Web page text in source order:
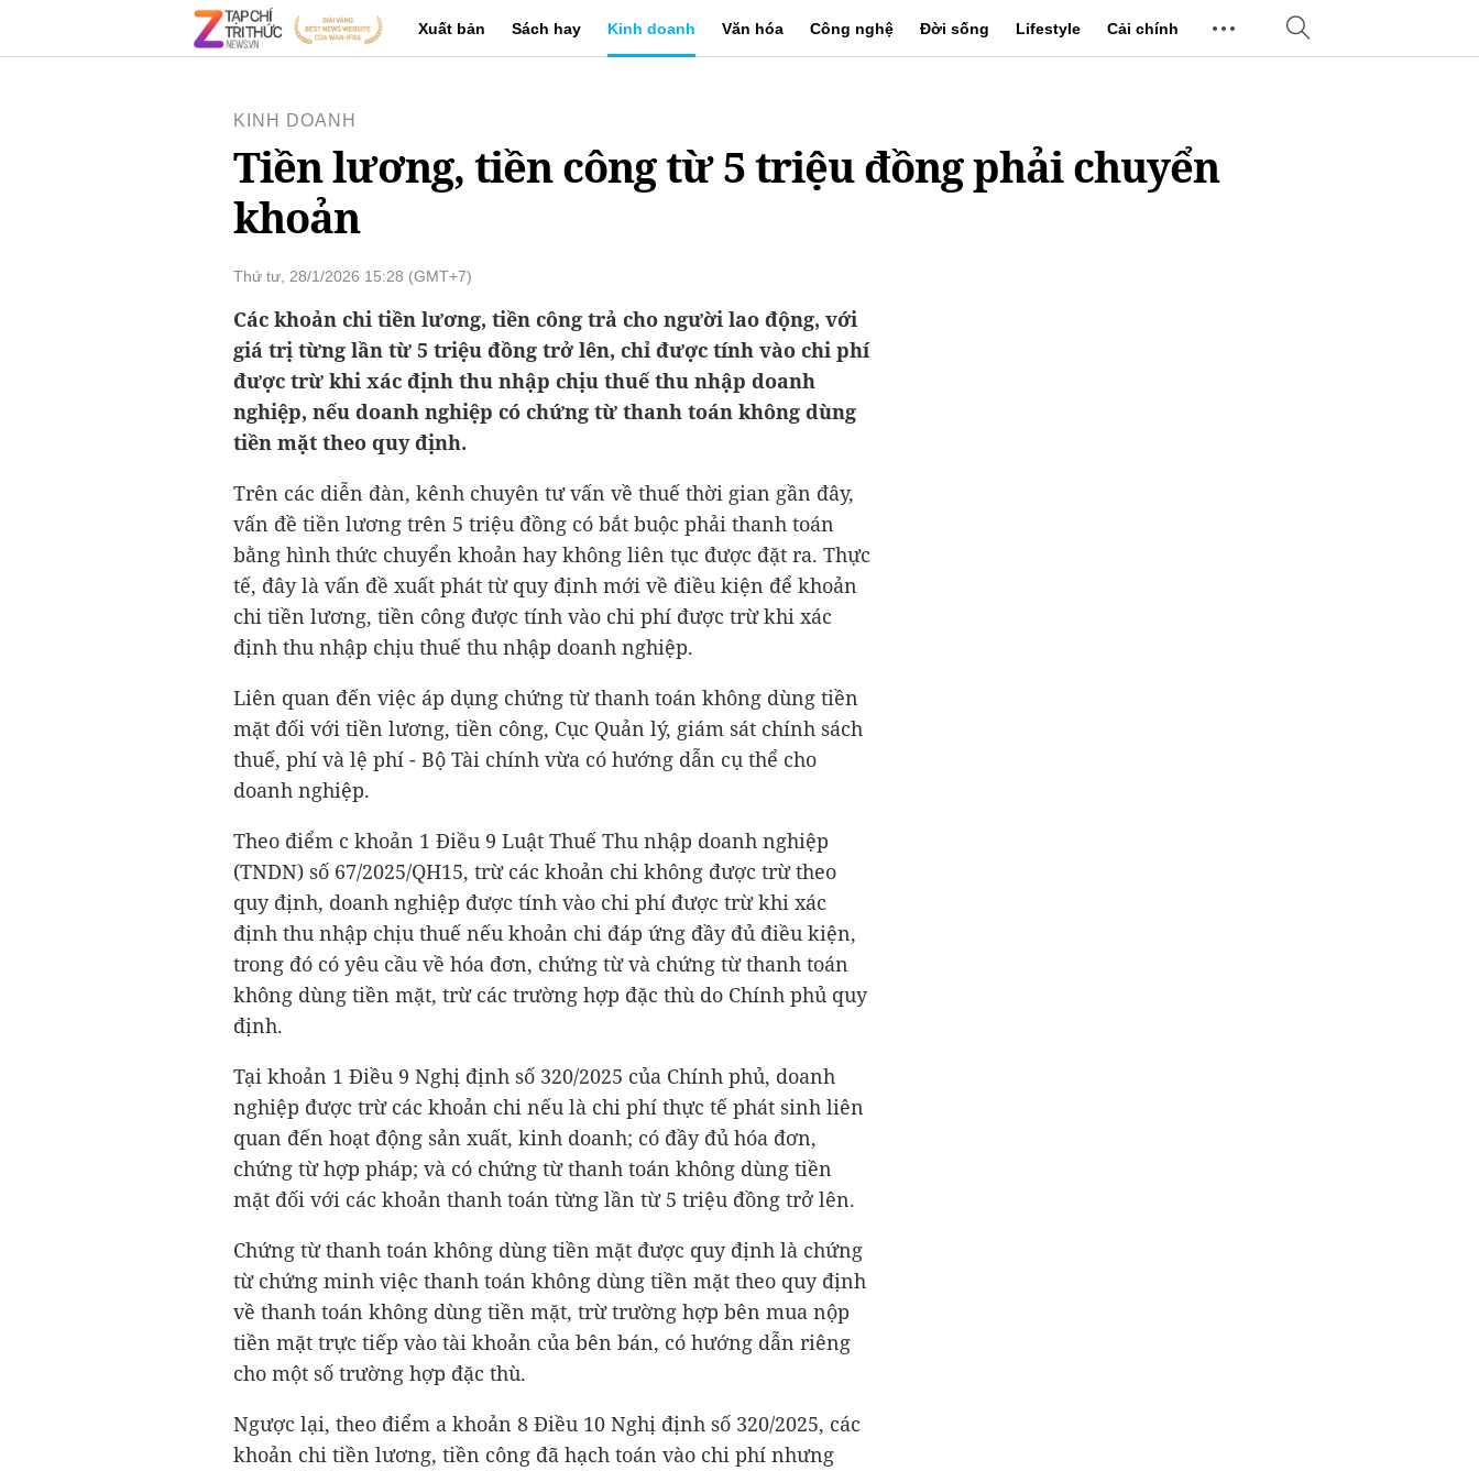
Xuất bản Sách hay Kinh doanh Văn hóa Công nghệ Đời sống Lifestyle Cải chính
KINH DOANH
Tiền lương, tiền công từ 5 triệu đồng phải chuyển
khoản
Thứ tư, 28/1/2026 15:28 (GMT+7)
Các khoản chi tiền lương, tiền công trả cho người lao động, với
giá trị từng lần từ 5 triệu đồng trở lên, chỉ được tính vào chi phí
được trừ khi xác định thu nhập chịu thuế thu nhập doanh
nghiệp, nếu doanh nghiệp có chứng từ thanh toán không dùng
tiền mặt theo quy định.
Trên các diễn đàn, kênh chuyên tư vấn về thuế thời gian gần đây,
vấn đề tiền lương trên 5 triệu đồng có bắt buộc phải thanh toán
bằng hình thức chuyển khoản hay không liên tục được đặt ra. Thực
tế, đây là vấn đề xuất phát từ quy định mới về điều kiện để khoản
chi tiền lương, tiền công được tính vào chi phí được trừ khi xác
định thu nhập chịu thuế thu nhập doanh nghiệp.
Liên quan đến việc áp dụng chứng từ thanh toán không dùng tiền
mặt đối với tiền lương, tiền công, Cục Quản lý, giám sát chính sách
thuế, phí và lệ phí - Bộ Tài chính vừa có hướng dẫn cụ thể cho
doanh nghiệp.
Theo điểm c khoản 1 Điều 9 Luật Thuế Thu nhập doanh nghiệp
(TNDN) số 67/2025/QH15, trừ các khoản chi không được trừ theo
quy định, doanh nghiệp được tính vào chi phí được trừ khi xác
định thu nhập chịu thuế nếu khoản chi đáp ứng đầy đủ điều kiện,
trong đó có yêu cầu về hóa đơn, chứng từ và chứng từ thanh toán
không dùng tiền mặt, trừ các trường hợp đặc thù do Chính phủ quy
định.
Tại khoản 1 Điều 9 Nghị định số 320/2025 của Chính phủ, doanh
nghiệp được trừ các khoản chi nếu là chi phí thực tế phát sinh liên
quan đến hoạt động sản xuất, kinh doanh; có đầy đủ hóa đơn,
chứng từ hợp pháp; và có chứng từ thanh toán không dùng tiền
mặt đối với các khoản thanh toán từng lần từ 5 triệu đồng trở lên.
Chứng từ thanh toán không dùng tiền mặt được quy định là chứng
từ chứng minh việc thanh toán không dùng tiền mặt theo quy định
về thanh toán không dùng tiền mặt, trừ trường hợp bên mua nộp
tiền mặt trực tiếp vào tài khoản của bên bán, có hướng dẫn riêng
cho một số trường hợp đặc thù.
Ngược lại, theo điểm a khoản 8 Điều 10 Nghị định số 320/2025, các
khoản chi tiền lương, tiền công đã hạch toán vào chi phí nhưng